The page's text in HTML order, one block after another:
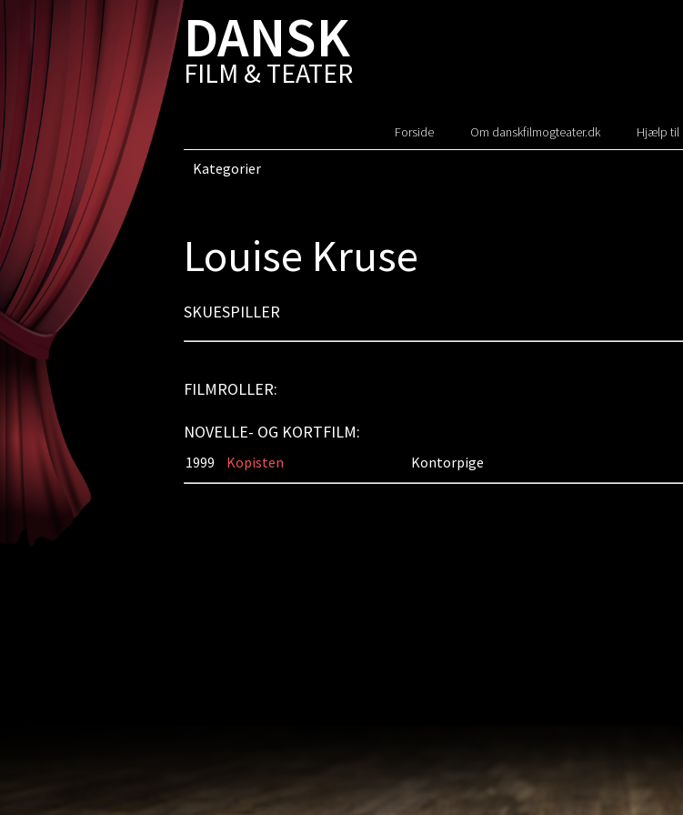
DANSK
FILM & TEATER
Forside Om danskfilmogteater.dk Hjælp til
Kategorier
Louise Kruse
SKUESPILLER
FILMROLLER:
NOVELLE- OG KORTFILM:
1999 Kopisten Kontorpige